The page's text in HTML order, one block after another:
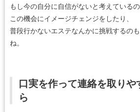
もし今の自分に自信がないと考えているの
この機会にイメージチェンジをしたり、
普段行かないエステなんかに挑戦するの
ね。
口実を作って連絡を取りや
ら